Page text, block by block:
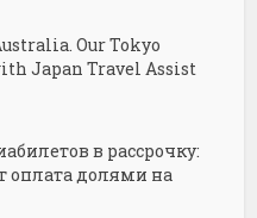
Our Tokyo
Japan Travel Assist
в рассрочку:
оплата долями на